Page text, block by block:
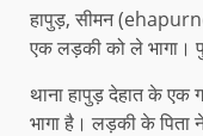
हापुड़, सीमन
एक लड़की को ले भागा।
थाना हापुड़ देहात के एक
भागा है। लड़की के पिता